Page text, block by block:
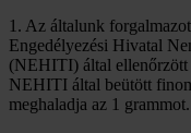
1. Az általunk
Engedélyezési Hivatal
(NEHITI) által ellenőrzött
NEHITI által beütött
meghaladja az 1 grammot.